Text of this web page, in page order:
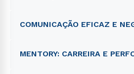
COMUNICAÇÃO EFICAZ E
MENTORY: CARREIRA E